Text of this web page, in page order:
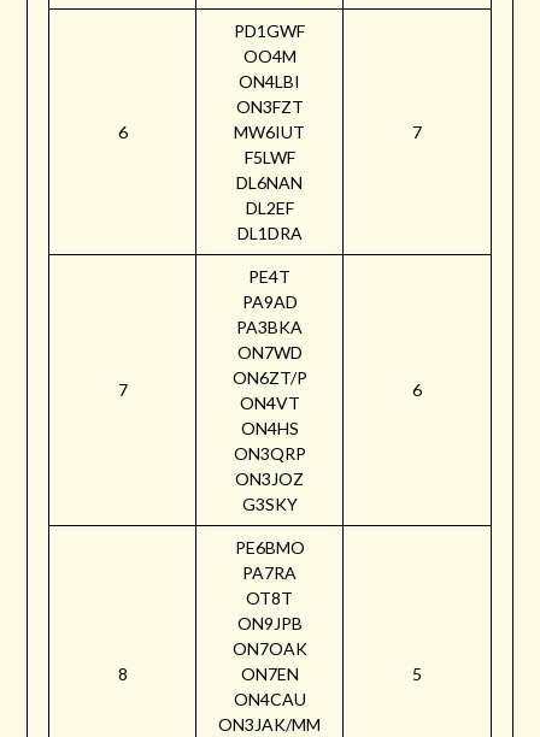
6
PD1GWF
OO4M
ON4LBI
ON3FZT
MW6IUT
F5LWF
DL6NAN
DL2EF
DL1DRA
7
7
PE4T
PA9AD
PA3BKA
ON7WD
ON6ZT/P
ON4VT
ON4HS
ON3QRP
ON3JOZ
G3SKY
6
8
PE6BMO
PA7RA
OT8T
ON9JPB
ON7OAK
ON7EN
ON4CAU
ON3JAK/MM
5